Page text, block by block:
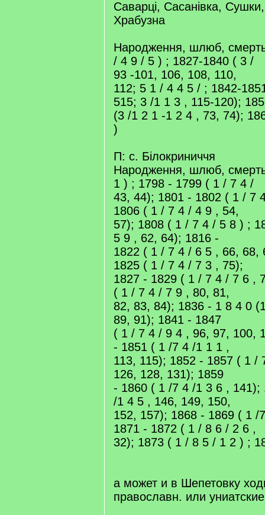
Саварці, Сасанівка, Сушки,
Храбузна
Народження, шлюб,
/ 4 9 / 5 ) ; 1827-1840 ( 3 /
93 -101, 106, 108, 110,
112; 5 1 / 4 4 5 / ; 1842-
515; 3 /1 1 3 , 115-120);
(3 /1 2 1 -1 2 4 , 73, 74);
)
П: с. Білокриниччя
Народження, шлюб,
1 ) ; 1798 - 1799 ( 1 / 7 4 /
43, 44); 1801 - 1802 ( 1 / 7
1806 ( 1 / 7 4 / 4 9 , 54,
57); 1808 ( 1 / 7 4 / 5 8 ) ;
5 9 , 62, 64); 1816 -
1822 ( 1 / 7 4 / 6 5 , 66, 68,
1825 ( 1 / 7 4 / 7 3 , 75);
1827 - 1829 ( 1 / 7 4 / 7 6 ,
( 1 / 7 4 / 7 9 , 80, 81,
82, 83, 84); 1836 - 1 8 4 0
89, 91); 1841 - 1847
( 1 / 7 4 / 9 4 , 96, 97, 100,
- 1851 ( 1 /7 4 /1 1 1 ,
113, 115); 1852 - 1857 ( 1 /
126, 128, 131); 1859
- 1860 ( 1 /7 4 /1 3 6 , 141);
/1 4 5 , 146, 149, 150,
152, 157); 1868 - 1869 ( 1 /
1871 - 1872 ( 1 / 8 6 / 2 6 ,
32); 1873 ( 1 / 8 5 / 1 2 ) ;
а может и в Шепетовку
православн. или